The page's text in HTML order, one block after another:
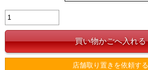
店舗取り置きを依頼する